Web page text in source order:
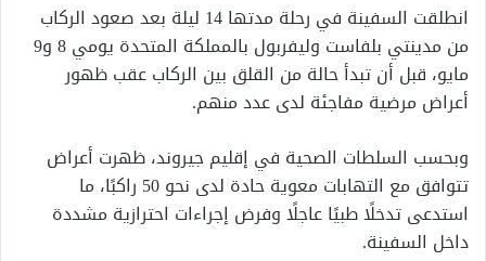
انطلقت السفينة في رحلة مدتها 14 ليلة بعد صعود الركاب
من مدينتي بلفاست وليفربول بالمملكة المتحدة يومي 8 و9
مايو، قبل أن تبدأ حالة من القلق بين الركاب عقب ظهور
أعراض مرضية مفاجئة لدى عدد منهم.
وبحسب السلطات الصحية في إقليم جيروند، ظهرت أعراض
تتوافق مع التهابات معوية حادة لدى نحو 50 راكبًا، ما
استدعى تدخلًا طبيًا عاجلًا وفرض إجراءات احترازية مشددة
داخل السفينة.